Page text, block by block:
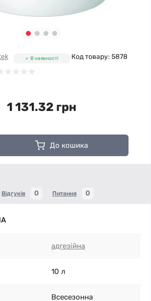
Код товару: 5878
В наявності
1 131.32 грн
До кошика
Відгуків 0 Питання 0
адгезійна
10 л
Всесезонна